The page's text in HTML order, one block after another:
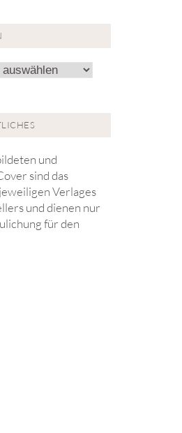
und
sind das
Verlages
und dienen nur
für den